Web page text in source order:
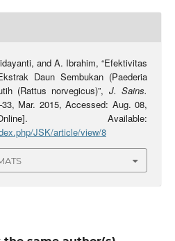
and A. Ibrahim, “Efektivitas
Daun Sembukan (Paederia
(Rattus norvegicus)”, J. Sains.
Mar. 2015, Accessed: Aug. 08,
Available:
JSK/article/view/8